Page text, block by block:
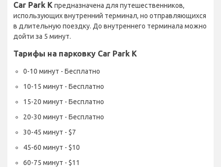
Car Park K предназначена для путешественников,
использующих внутренний терминал, но отправляющихся
в длительную поездку. До внутреннего терминала можно
дойти за 5 минут.
Тарифы на парковку Car Park K
0-10 минут - Бесплатно
10-15 минут - Бесплатно
15-20 минут - Бесплатно
20-30 минут - Бесплатно
30-45 минут - $7
45-60 минут - $10
60-75 минут - $11